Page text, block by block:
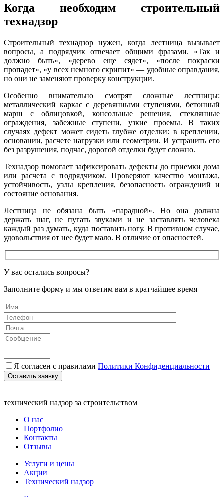
Когда необходим строительный
технадзор
Строительный технадзор нужен, когда лестница вызывает
вопросы, а подрядчик отвечает общими фразами. «Так и
должно быть», «дерево еще сядет», «после покраски
пропадет», «у всех немного скрипит» — удобные оправдания,
но они не заменяют проверку конструкции.
Особенно внимательно смотрят сложные лестницы:
металлический каркас с деревянными ступенями, бетонный
марш с облицовкой, консольные решения, стеклянные
ограждения, забежные ступени, узкие проемы. В таких
случаях дефект может сидеть глубже отделки: в креплении,
основании, расчете нагрузки или геометрии. И устранить его
без разрушения, подчас, дорогой отделки будет сложно.
Технадзор помогает зафиксировать дефекты до приемки дома
или расчета с подрядчиком. Проверяют качество монтажа,
устойчивость, узлы крепления, безопасность ограждений и
состояние основания.
Лестница не обязана быть «парадной». Но она должна
держать шаг, не пугать звуками и не заставлять человека
каждый раз думать, куда поставить ногу. В противном случае,
удовольствия от нее будет мало. В отличие от опасностей.
У вас остались вопросы?
Заполните форму и мы ответим вам в кратчайшее время
Я согласен с правилами Политики Конфиденциальности
Оставить заявку
технический надзор за строительством
О нас
Портфолио
Контакты
Отзывы
Услуги и цены
Акции
Технический надзор